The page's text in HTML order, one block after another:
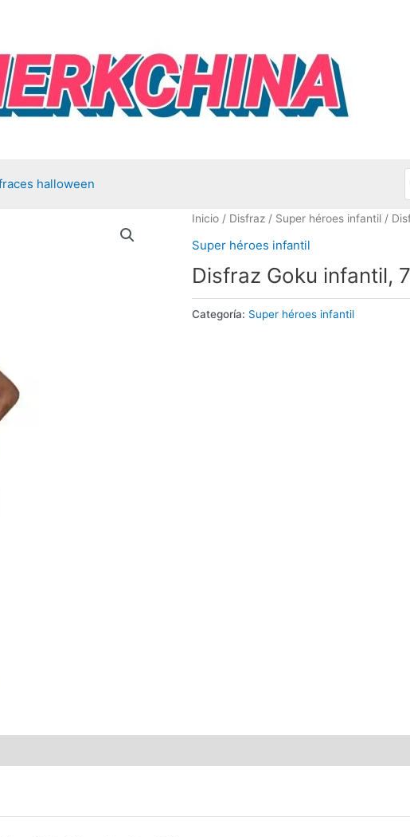
halloween
Inicio / Disfraz / Super héroes infantil /
Super héroes infantil
Disfraz Goku infantil,
Categoría: Super héroes infantil